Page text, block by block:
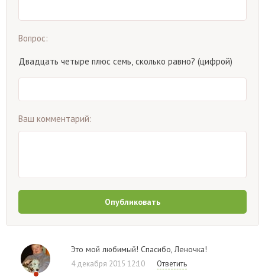
Вопрос:
Двадцать четыре плюс семь, сколько равно? (цифрой)
Ваш комментарий:
Опубликовать
Это мой любимый! Спасибо, Леночка!
4 декабря 2015 12:10 Ответить